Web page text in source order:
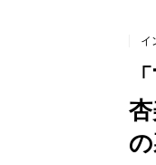
イ